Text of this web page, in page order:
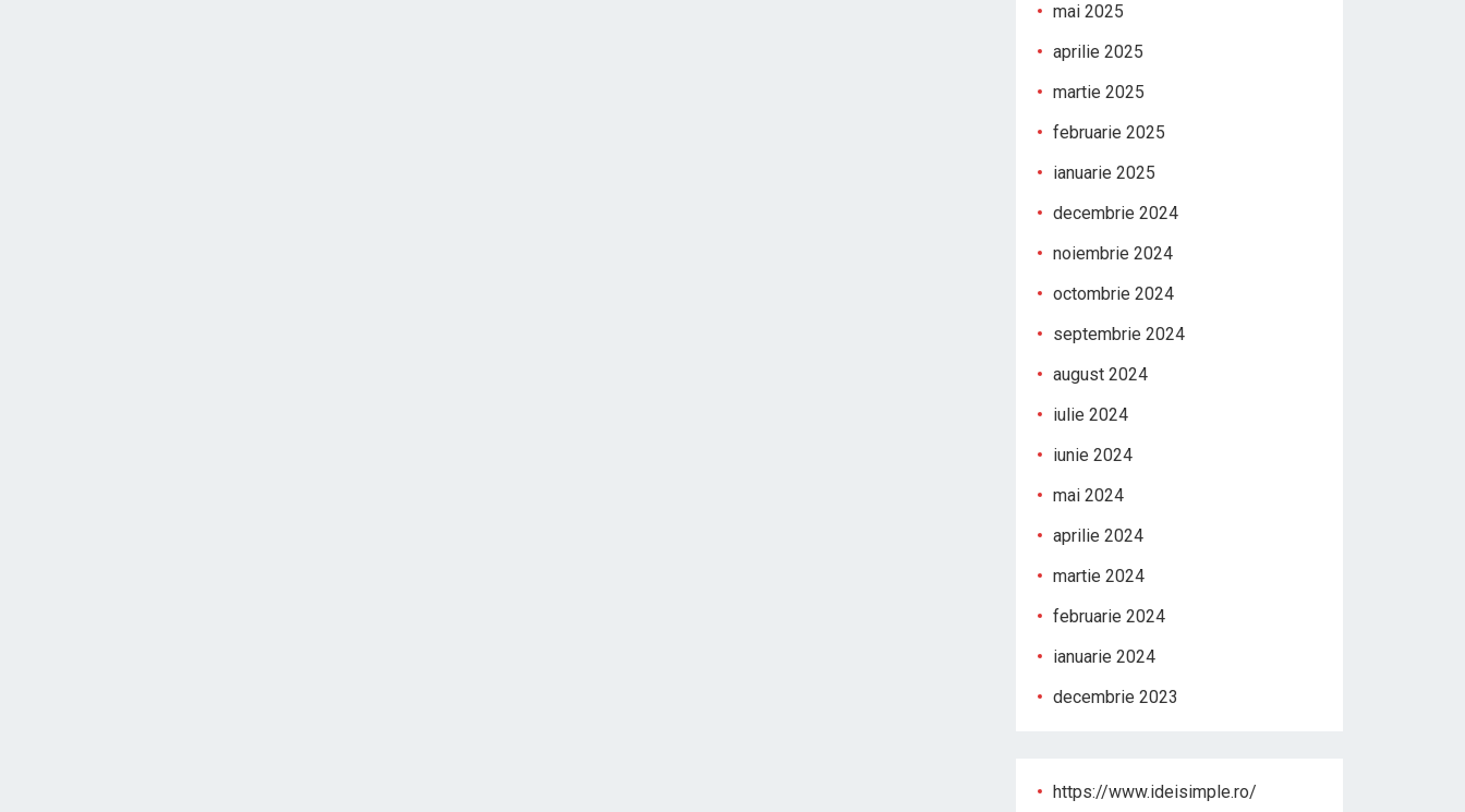
mai 2025
aprilie 2025
martie 2025
februarie 2025
ianuarie 2025
decembrie 2024
noiembrie 2024
octombrie 2024
septembrie 2024
august 2024
iulie 2024
iunie 2024
mai 2024
aprilie 2024
martie 2024
februarie 2024
ianuarie 2024
decembrie 2023
https://www.ideisimple.ro/